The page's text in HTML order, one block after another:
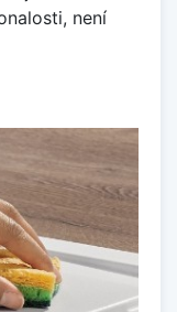
není